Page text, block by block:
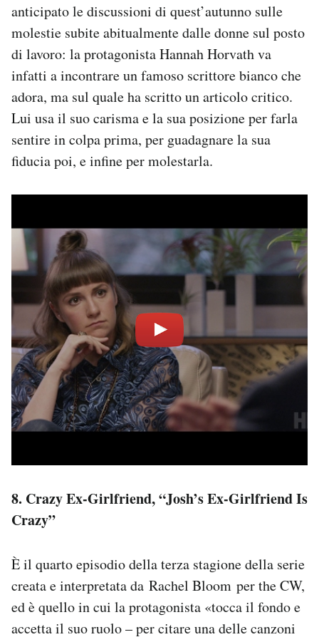
anticipato le discussioni di quest’autunno sulle
molestie subite abitualmente dalle donne sul posto
di lavoro: la protagonista Hannah Horvath va
infatti a incontrare un famoso scrittore bianco che
adora, ma sul quale ha scritto un articolo critico.
Lui usa il suo carisma e la sua posizione per farla
sentire in colpa prima, per guadagnare la sua
fiducia poi, e infine per molestarla.
8. Crazy Ex-Girlfriend, “Josh’s Ex-Girlfriend Is
Crazy”
È il quarto episodio della terza stagione della serie
creata e interpretata da Rachel Bloom per the CW,
ed è quello in cui la protagonista «tocca il fondo e
accetta il suo ruolo – per citare una delle canzoni